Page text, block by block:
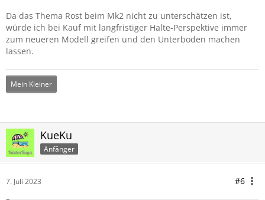
Da das Thema Rost beim Mk2 nicht zu unterschätzen ist,
würde ich bei Kauf mit langfristiger Halte-Perspektive immer
zum neueren Modell greifen und den Unterboden machen
lassen.
Mein Kleiner
KueKu
Anfänger
7. Juli 2023 #6